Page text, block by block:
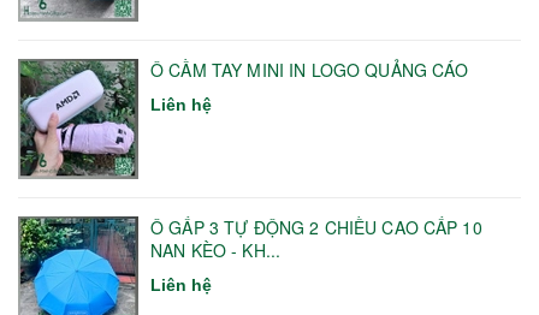
Ô CẦM TAY MINI IN LOGO QUẢNG CÁO
Liên hệ
Ô GẤP 3 TỰ ĐỘNG 2 CHIỀU CAO CẤP 10
NAN KÈO - KH...
Liên hệ